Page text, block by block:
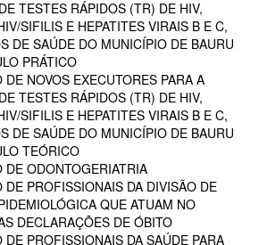
TESTES RÁPIDOS (TR) DE HIV,
SIFILIS E HEPATITES VIRAIS B E C,
DE SAÚDE DO MUNICÍPIO DE BAURU
PRÁTICO
DE NOVOS EXECUTORES PARA A
TESTES RÁPIDOS (TR) DE HIV,
SIFILIS E HEPATITES VIRAIS B E C,
DE SAÚDE DO MUNICÍPIO DE BAURU
TEÓRICO
DE ODONTOGERIATRIA
DE PROFISSIONAIS DA DIVISÃO DE
QUE ATUAM NO
DECLARAÇÕES DE ÓBITO
DE PROFISSIONAIS DA SAÚDE PARA